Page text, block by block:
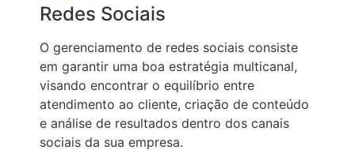
Redes Sociais
O gerenciamento de redes sociais consiste
em garantir uma boa estratégia multicanal,
visando encontrar o equilíbrio entre
atendimento ao cliente, criação de conteúdo
e análise de resultados dentro dos canais
sociais da sua empresa.